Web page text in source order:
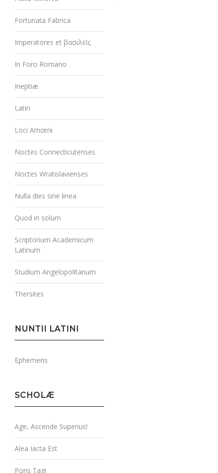
Fortunata Fabrica
Imperatores et βασιλεῖς
In Foro Romano
Ineptiæ
Latin
Loci Amœni
Noctes Connecticutenses
Noctes Wratislavienses
Nulla dies sine linea
Quod in solum
Scriptorium Academicum
Latinum
Studium Angelopolitanum
Thersites
NUNTII LATINI
Ephemeris
SCHOLÆ
Age, Ascende Superius!
Alea Iacta Est
Pons Tagi